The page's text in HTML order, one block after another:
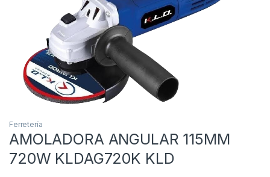
Ferretería
AMOLADORA ANGULAR 115MM
720W KLDAG720K KLD